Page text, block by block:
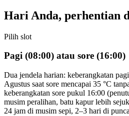
Hari Anda, perhentian
Pilih slot
Pagi (08:00) atau sore (16:00)
Dua jendela harian: keberangkatan
Agustus saat sore mencapai 35 °C
keberangkatan sore pukul 16:00
musim peralihan, batu kapur lebih
24 jam di musim sepi, 2–3 hari di